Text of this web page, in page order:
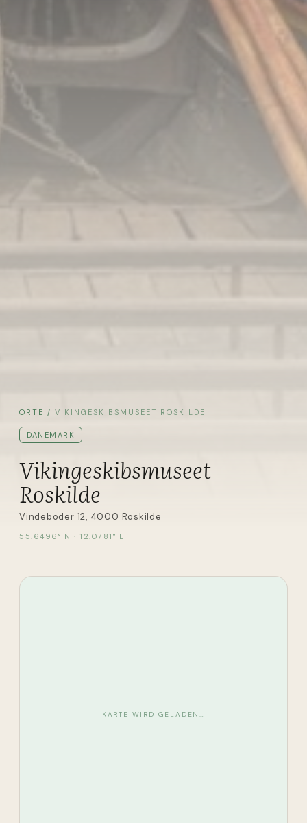
ORTE / VIKINGESKIBSMUSEET ROSKILDE
DÄNEMARK
Vikingeskibsmuseet
Roskilde
Vindeboder 12, 4000 Roskilde
55.6496 ° N · 12.0781 ° E
KARTE WIRD GELADEN…